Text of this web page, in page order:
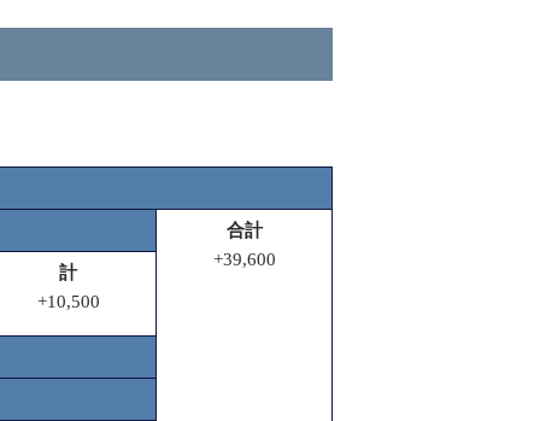
合計
+39,600
計
+10,500